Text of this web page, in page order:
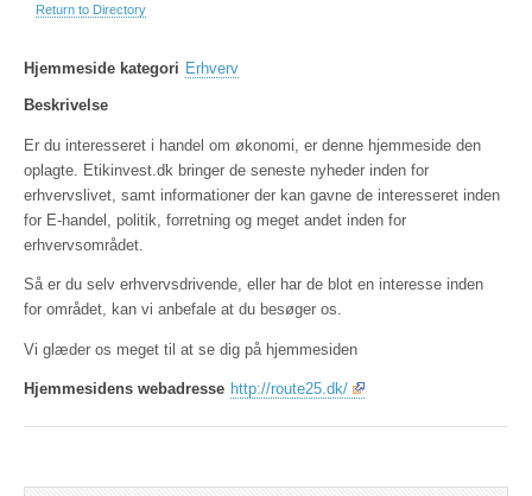
Return to Directory
Hjemmeside kategori Erhverv
Beskrivelse
Er du interesseret i handel om økonomi, er denne hjemmeside den
oplagte. Etikinvest.dk bringer de seneste nyheder inden for
erhvervslivet, samt informationer der kan gavne de interesseret inden
for E-handel, politik, forretning og meget andet inden for
erhvervsområdet.
Så er du selv erhvervsdrivende, eller har de blot en interesse inden
for området, kan vi anbefale at du besøger os.
Vi glæder os meget til at se dig på hjemmesiden
Hjemmesidens webadresse http://route25.dk/